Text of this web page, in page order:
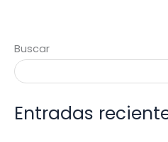
Buscar
Entradas